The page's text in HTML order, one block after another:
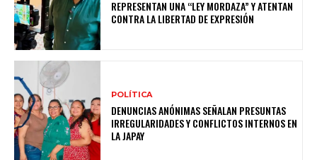
REPRESENTAN UNA “LEY MORDAZA” Y ATENTAN
CONTRA LA LIBERTAD DE EXPRESIÓN
POLÍTICA
DENUNCIAS ANÓNIMAS SEÑALAN PRESUNTAS
IRREGULARIDADES Y CONFLICTOS INTERNOS EN
LA JAPAY